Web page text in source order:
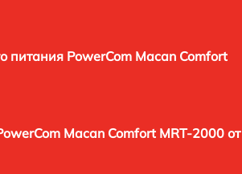
питания PowerCom Macan Comfort
Macan Comfort MRT-2000 от